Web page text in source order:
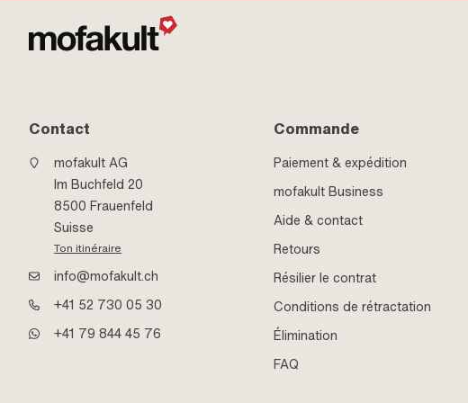
Contact
mofakult AG
Im Buchfeld 20
8500 Frauenfeld
Suisse
Ton itinéraire
info@mofakult.ch
+41 52 730 05 30
+41 79 844 45 76
Commande
Paiement & expédition
mofakult Business
Aide & contact
Retours
Résilier le contrat
Conditions de rétractation
Élimination
FAQ